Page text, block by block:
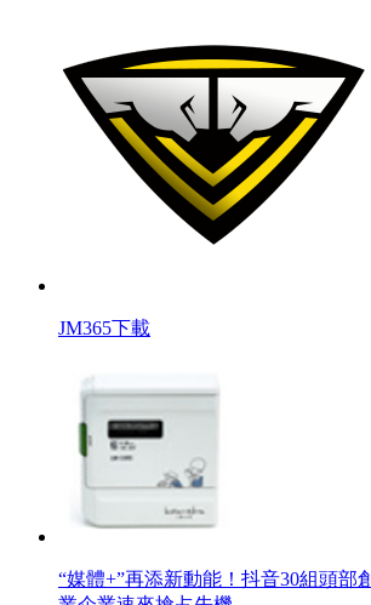
JM365下載
“媒體+”再添新動能！抖音30組頭部